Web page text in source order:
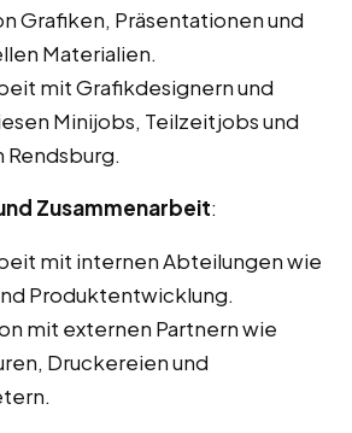
Grafiken, Präsentationen und
Materialien.
mit Grafikdesignern und
Minijobs, Teilzeitjobs und
Zusammenarbeit:
mit internen Abteilungen wie
Produktentwicklung.
mit externen Partnern wie
Druckereien und